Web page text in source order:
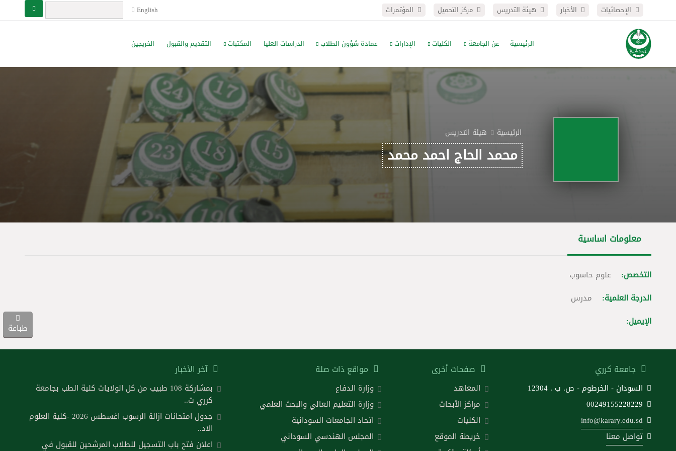
الإحصائيات الأخبار هيئة التدريس مركز التحميل المؤتمرات English
الرئيسية عن الجامعة الكليات الإدارات عمادة شؤون الطلاب الدراسات العليا المكتبات التقديم والقبول الخريجين
طباعة
الرئيسية هيئة التدريس
محمد الحاج احمد محمد
معلومات اساسية
التخصص:
علوم حاسوب
الدرجة العلمية:
مدرس
الإيميل:
جامعة كرري
السودان - الخرطوم - ص. ب . 12304
00249155228229
info@karary.edu.sd
تواصل معنا
صفحات أخرى
المعاهد
مراكز الأبحاث
الكليات
خريطة الموقع
مواقع ذات صلة
وزارة الدفاع
وزارة التعليم العالي والبحث العلمي
اتحاد الجامعات السودانية
المجلس الهندسي السوداني
آخر الأخبار
بمشاركة 108 طبيب من كل الولايات كلية الطب بجامعة
كرري ت..
جدول امتحانات ازالة الرسوب اغسطس 2026 -كلية العلوم
الاد..
اعلان فتح باب التسجيل للطلاب المرشحين للقبول في